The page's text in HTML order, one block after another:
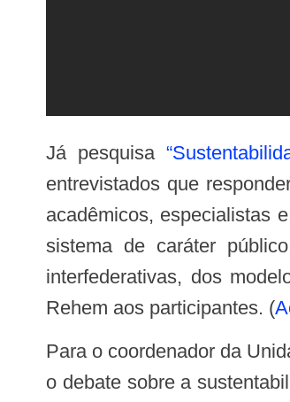
Já pesquisa
entrevistados que
acadêmicos, especialistas
sistema de caráter
interfederativas, dos
Rehem aos participantes. (
Para o coordenador da Unidade Técnica de Sistemas e Serviços de Saúde da OPAS, Renato Tasca, a discussão contribuiu para
o debate sobre a